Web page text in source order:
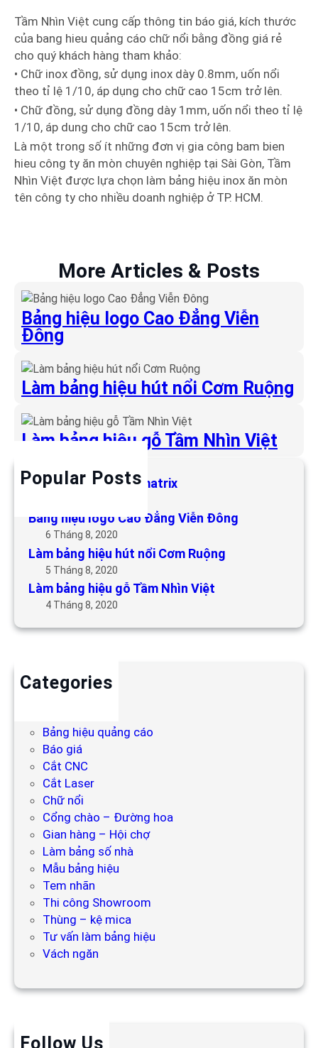
Tầm Nhìn Việt cung cấp thông tin báo giá, kích thước
của bang hieu quảng cáo chữ nổi bằng đồng giá rẻ
cho quý khách hàng tham khảo:
• Chữ inox đồng, sử dụng inox dày 0.8mm, uốn nổi
theo tỉ lệ 1/10, áp dụng cho chữ cao 15cm trở lên.
• Chữ đồng, sử dụng đồng dày 1mm, uốn nổi theo tỉ lệ
1/10, áp dung cho chữ cao 15cm trở lên.
Là một trong số ít những đơn vị gia công bam bien
hieu công ty ăn mòn chuyên nghiệp tại Sài Gòn, Tầm
Nhìn Việt được lựa chọn làm bảng hiệu inox ăn mòn
tên công ty cho nhiều doanh nghiệp ở TP. HCM.
More Articles & Posts
Bảng hiệu logo Cao Đẳng Viễn
Đông
Làm bảng hiệu hút nổi Cơm Ruộng
Làm bảng hiệu gỗ Tầm Nhìn Việt
Popular Posts
Làm bảng hiệu LED matrix
Bảng hiệu logo Cao Đẳng Viễn Đông
6 Tháng 8, 2020
Làm bảng hiệu hút nổi Cơm Ruộng
5 Tháng 8, 2020
Làm bảng hiệu gỗ Tầm Nhìn Việt
4 Tháng 8, 2020
Categories
Bảng hiệu quảng cáo
Báo giá
Cắt CNC
Cắt Laser
Chữ nổi
Cổng chào – Đường hoa
Gian hàng – Hội chợ
Làm bảng số nhà
Mẫu bảng hiệu
Tem nhãn
Thi công Showroom
Thùng – kệ mica
Tư vấn làm bảng hiệu
Vách ngăn
Follow Us